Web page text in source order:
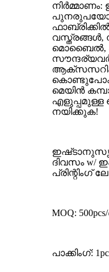
നിർമ്മാണം:
ഫാബ്രിക്കിൽ
മൊബൈൽ,
മെയിൻ
എളുപ്പമുള്ള
നയിക്കുക!
ഇഷ്‌ടാനുസൃത
ദിവസം w/
പ്രിന്റിംഗ്
MOQ:
പാക്കിംഗ്: